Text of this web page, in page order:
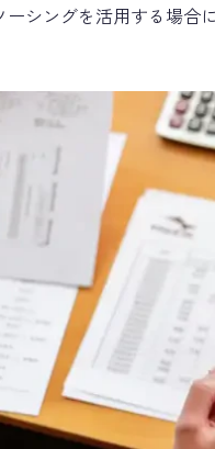
シングを活用する場合に